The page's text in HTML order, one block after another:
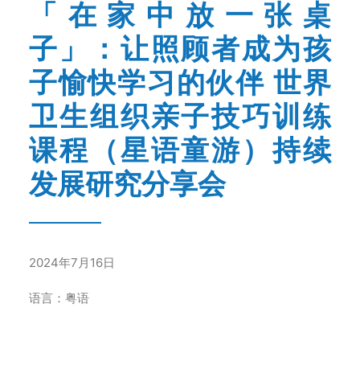
「在家中放一张桌
子」：让照顾者成为孩
子愉快学习的伙伴 世界
卫生组织亲子技巧训练
课程（星语童游）持续
发展研究分享会
2024年7月16日
语言：粤语